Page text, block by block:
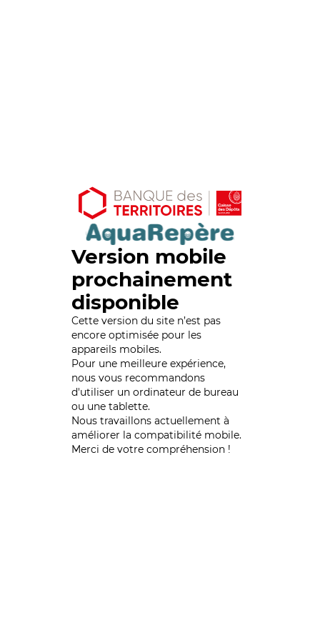
Version mobile
prochainement
disponible
Cette version du site n’est pas
encore optimisée pour les
appareils mobiles.
Pour une meilleure expérience,
nous vous recommandons
d'utiliser un ordinateur de bureau
ou une tablette.
Nous travaillons actuellement à
améliorer la compatibilité mobile.
Merci de votre compréhension !